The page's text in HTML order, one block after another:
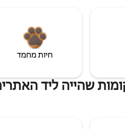
חיות מחמד
שהייה ליד